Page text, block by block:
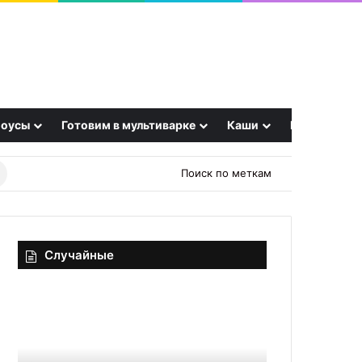
Готовим в мультиварке Каши Еще
Поиск по меткам
Случайные